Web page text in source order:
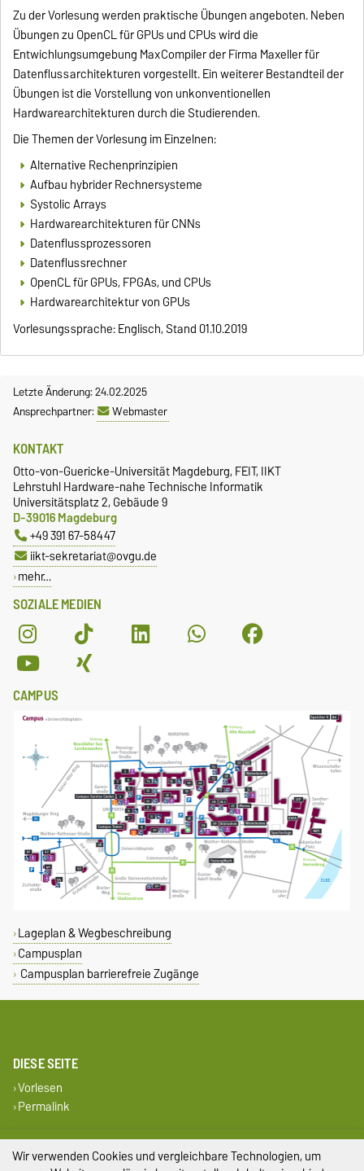
Zu der Vorlesung werden praktische Übungen angeboten. Neben
Übungen zu OpenCL für GPUs und CPUs wird die
Entwichlungsumgebung MaxCompiler der Firma Maxeller für
Datenflussarchitekturen vorgestellt. Ein weiterer Bestandteil der
Übungen ist die Vorstellung von unkonventionellen
Hardwarearchitekturen durch die Studierenden.
Die Themen der Vorlesung im Einzelnen:
Alternative Rechenprinzipien
Aufbau hybrider Rechnersysteme
Systolic Arrays
Hardwarearchitekturen für CNNs
Datenflussprozessoren
Datenflussrechner
OpenCL für GPUs, FPGAs, und CPUs
Hardwarearchitektur von GPUs
Vorlesungssprache: Englisch, Stand 01.10.2019
Letzte Änderung: 24.02.2025
Ansprechpartner:
Webmaster
SOZIALE MEDIEN
KONTAKT
Otto-von-Guericke-Universität Magdeburg, FEIT, IIKT
Lehrstuhl Hardware-nahe Technische Informatik
Universitätsplatz 2, Gebäude 9
D-39016 Magdeburg
+49 391 67-58447
iikt-sekretariat@ovgu.de
mehr…
CAMPUS
Lageplan & Wegbeschreibung
Campusplan
Campusplan barrierefreie Zugänge
DIESE SEITE
Vorlesen
Permalink
Impressum
Wir verwenden Cookies und vergleichbare Technologien, um